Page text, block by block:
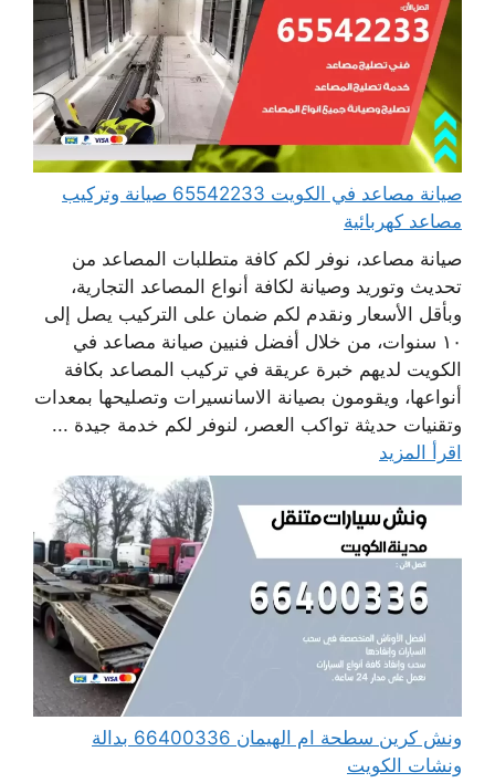
صيانة مصاعد في الكويت 65542233 صيانة وتركيب
مصاعد كهربائية
صيانة مصاعد، نوفر لكم كافة متطلبات المصاعد من
تحديث وتوريد وصيانة لكافة أنواع المصاعد التجارية،
وبأقل الأسعار ونقدم لكم ضمان على التركيب يصل إلى
١٠ سنوات، من خلال أفضل فنيين صيانة مصاعد في
الكويت لديهم خبرة عريقة في تركيب المصاعد بكافة
أنواعها، ويقومون بصيانة الاسانسيرات وتصليحها بمعدات
وتقنيات حديثة تواكب العصر، لنوفر لكم خدمة جيدة ...
اقرأ المزيد
ونش كرين سطحة ام الهيمان 66400336 بدالة
ونشات الكويت